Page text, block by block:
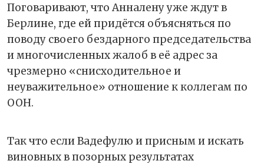
Поговаривают, что Анналену уже ждут в
Берлине, где ей придётся объясняться по
поводу своего бездарного председательства
и многочисленных жалоб в её адрес за
чрезмерно «снисходительное и
неуважительное» отношение к коллегам по
ООН.
Так что если Вадефулю и присным и искать
виновных в позорных результатах